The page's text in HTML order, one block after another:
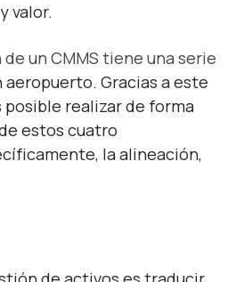
valor.
un CMMS tiene una serie
aeropuerto. Gracias a este
realizar de forma
estos cuatro
la alineación,